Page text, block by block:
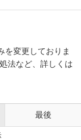
を変更しておりま
法など、詳しくは
最後